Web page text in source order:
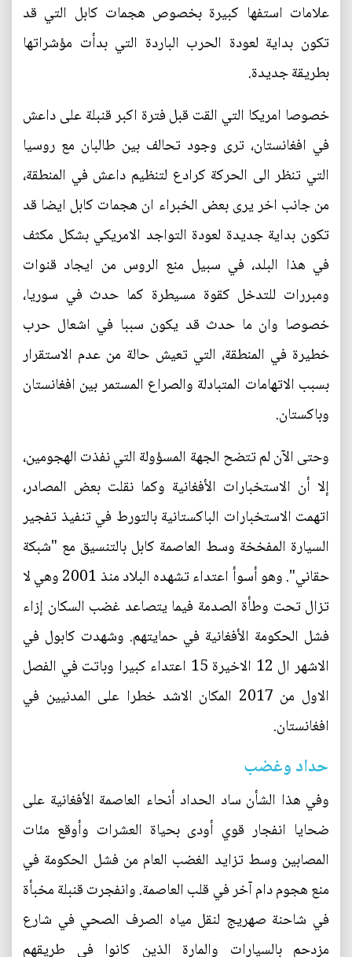
علامات استفها كبيرة بخصوص هجمات كابل التي قد
تكون بداية لعودة الحرب الباردة التي بدأت مؤشراتها
بطريقة جديدة.
خصوصا امريكا التي القت قبل فترة اكبر قنبلة على داعش
في افغانستان، ترى وجود تحالف بين طالبان مع روسيا
التي تنظر الى الحركة كرادع لتنظيم داعش في المنطقة،
من جانب اخر يرى بعض الخبراء ان هجمات كابل ايضا قد
تكون بداية جديدة لعودة التواجد الامريكي بشكل مكثف
في هذا البلد، في سبيل منع الروس من ايجاد قنوات
ومبررات للتدخل كقوة مسيطرة كما حدث في سوريا،
خصوصا وان ما حدث قد يكون سببا في اشعال حرب
خطيرة في المنطقة، التي تعيش حالة من عدم الاستقرار
بسبب الاتهامات المتبادلة والصراع المستمر بين افغانستان
وباكستان.
وحتى الآن لم تتضح الجهة المسؤولة التي نفذت الهجومين،
إلا أن الاستخبارات الأفغانية وكما نقلت بعض المصادر،
اتهمت الاستخبارات الباكستانية بالتورط في تنفيذ تفجير
السيارة المفخخة وسط العاصمة كابل بالتنسيق مع "شبكة
حقاني". وهو أسوأ اعتداء تشهده البلاد منذ 2001 وهي لا
تزال تحت وطأة الصدمة فيما يتصاعد غضب السكان إزاء
فشل الحكومة الأفغانية في حمايتهم. وشهدت كابول في
الاشهر ال 12 الاخيرة 15 اعتداء كبيرا وباتت في الفصل
الاول من 2017 المكان الاشد خطرا على المدنيين في
افغانستان.
حداد وغضب
وفي هذا الشأن ساد الحداد أنحاء العاصمة الأفغانية على
ضحايا انفجار قوي أودى بحياة العشرات وأوقع مئات
المصابين وسط تزايد الغضب العام من فشل الحكومة في
منع هجوم دام آخر في قلب العاصمة. وانفجرت قنبلة مخبأة
في شاحنة صهريج لنقل مياه الصرف الصحي في شارع
مزدحم بالسيارات والمارة الذين كانوا في طريقهم